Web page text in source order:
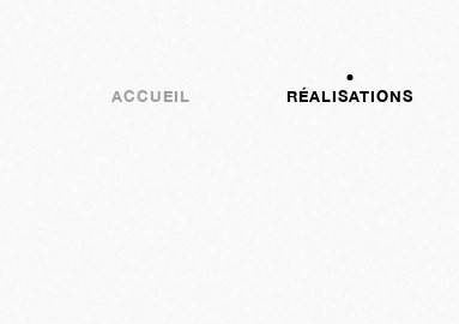
ACCUEIL RÉALISATIONS